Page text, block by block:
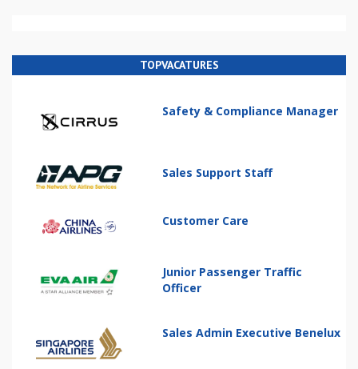
TOPVACATURES
Safety & Compliance Manager
Sales Support Staff
Customer Care
Junior Passenger Traffic
Officer
Sales Admin Executive Benelux